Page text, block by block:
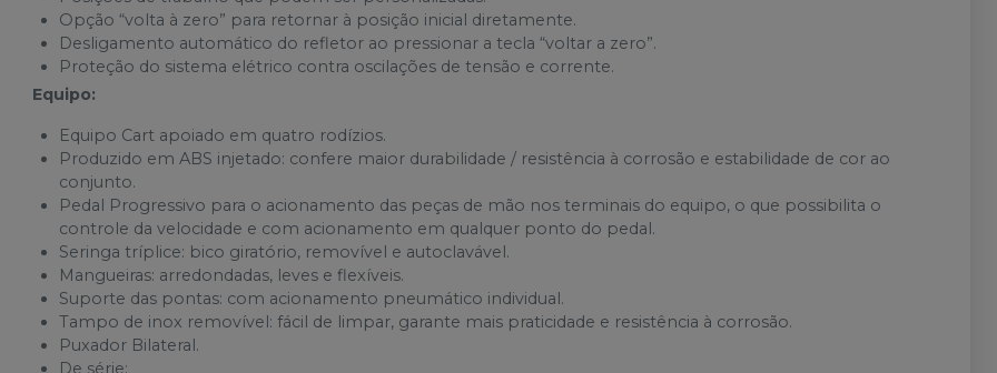
Opção “volta à zero” para retornar à posição inicial diretamente.
Desligamento automático do refletor ao pressionar a tecla “voltar a zero”.
Proteção do sistema elétrico contra oscilações de tensão e corrente.
Equipo:
Equipo Cart apoiado em quatro rodízios.
Produzido em ABS injetado: confere maior durabilidade / resistência à corrosão e estabilidade de cor ao
conjunto.
Pedal Progressivo para o acionamento das peças de mão nos terminais do equipo, o que possibilita o
controle da velocidade e com acionamento em qualquer ponto do pedal.
Seringa tríplice: bico giratório, removível e autoclavável.
Mangueiras: arredondadas, leves e flexíveis.
Suporte das pontas: com acionamento pneumático individual.
Tampo de inox removível: fácil de limpar, garante mais praticidade e resistência à corrosão.
Puxador Bilateral.
De série: